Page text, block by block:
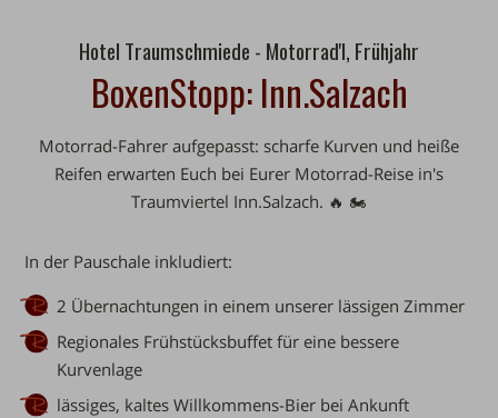
Hotel Traumschmiede - Motorrad'l, Frühjahr
BoxenStopp: Inn.Salzach
Motorrad-Fahrer aufgepasst: scharfe Kurven und heiße
Reifen erwarten Euch bei Eurer Motorrad-Reise in's
Traumviertel Inn.Salzach. 🔥 🏍️
In der Pauschale inkludiert:
2 Übernachtungen in einem unserer lässigen Zimmer
Regionales Frühstücksbuffetfür eine bessere
Kurvenlage
lässiges, kaltes Willkommens-Bierbei Ankunft